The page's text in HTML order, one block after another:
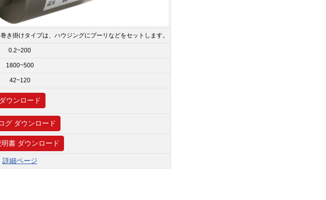
き掛けタイプは、ハウジングにプーリなどをセットします。
0.2~200
1800~500
42~120
ダウンロード
グ ダウンロード
書 ダウンロード
詳細ページ